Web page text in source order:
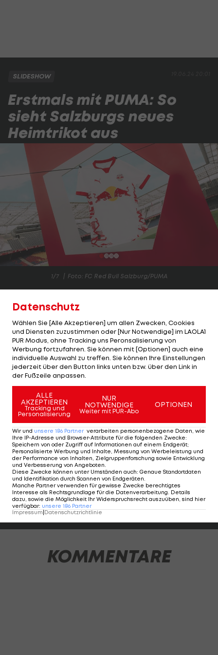
SLIDESHOW
Erstmals mit PUMA: So
sieht Salzburgs neues
Heimtrikot aus
1/7 Foto: FC Red Bull Salzburg/PUMA
bekannt.Alle Infos >>>
Der deutsche Sportartikel-Riese löst den US-
amerikanischen Hersteller Nike als Ausrüster der
"Bullen" ab, außerdem fungiert PUMA künftig als
Premium Partner.
Nun wurde das neue Heimtrikot für die
Pflichtspiel-Saison 2024/25 präsentiert. Darauf
findet sich auf den Seiten eine Hommage an die
Architektur der Red Bull Arena.
Die Bilder zum Durchklicken:
1 VON 7
KOMMENTARE
Datenschutz
Wählen Sie [Alle Akzeptieren] um allen Zwecken, Cookies
und Diensten zuzustimmen oder [Nur Notwendige] im LAOLA1
PUR Modus, ohne Tracking uns Peronsalisierung von
Werbung fortzufahren. Sie können mit [Optionen] auch eine
individuelle Auswahl zu treffen. Sie können Ihre Einstellungen
jederzeit über den Button links unten bzw. über den Link in
der Fußzeile anpassen.
ALLE
AKZEPTIEREN
Tracking und
Personalisierung
NUR
NOTWENDIGE
Weiter mit PUR-Abo
OPTIONEN
Wir und unsere 186 Partner verarbeiten personenbezogene Daten, wie
Ihre IP-Adresse und Browser-Attribute für die folgenden Zwecke:
Speichern von oder Zugriff auf Informationen auf einem Endgerät;
Personalisierte Werbung und Inhalte, Messung von Werbeleistung und
der Performance von Inhalten, Zielgruppenforschung sowie Entwicklung
und Verbesserung von Angeboten.
Diese Zwecke können unter Umständen auch: Genaue Standortdaten
und Identifikation durch Scannen von Endgeräten.
Manche Partner verwenden für gewisse Zwecke berechtigtes
Interesse als Rechtsgrundlage für die Datenverarbeitung. Details
dazu, sowie die Möglichkeit Ihr Widerspruchsrecht auszuüben, sind hier
verfügbar: unsere 186 Partner
Impressum Datenschutzrichtlinie